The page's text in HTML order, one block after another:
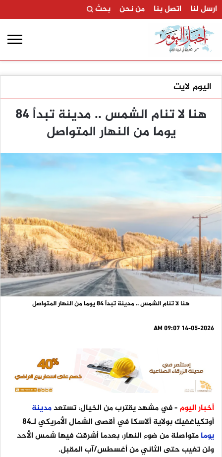
ارسل لنا اتصل بنا من نحن بحث
اليوم لايت
هنا لا تنام الشمس .. مدينة تبدأ 84
يوما من النهار المتواصل
هنا لا تنام الشمس .. مدينة تبدأ 84 يوما من النهار المتواصل
14-05-2026 09:07 AM
أخبار اليوم- في مشهد يقترب من الخيال، تستعدمدينة
أوتكياغفيك بولاية ألاسكا في أقصى الشمال الأمريكي لـ84
يومامتواصلة من ضوء النهار، بعدما أشرقت فيها شمس الأحد
ولن تغيب حتى الثاني من أغسطس/آب المقبل.